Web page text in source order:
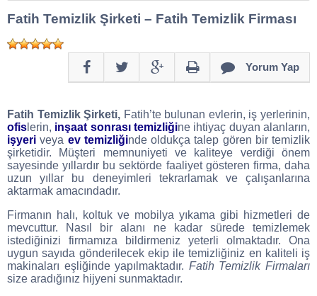
Fatih Temizlik Şirketi – Fatih Temizlik Firması
Yorum Yap
Fatih Temizlik Şirketi, Fatih’te bulunan evlerin, iş yerlerinin,
ofis lerin, inşaat sonrası temizliğine ihtiyaç duyan alanların,
işyeri veya ev temizliğinde oldukça talep gören bir temizlik
şirketidir. Müşteri memnuniyeti ve kaliteye verdiği önem
sayesinde yıllardır bu sektörde faaliyet gösteren firma, daha
uzun yıllar bu deneyimleri tekrarlamak ve çalışanlarına
aktarmak amacındadır.
Firmanın halı, koltuk ve mobilya yıkama gibi hizmetleri de
mevcuttur. Nasıl bir alanı ne kadar sürede temizlemek
istediğinizi firmamıza bildirmeniz yeterli olmaktadır. Ona
uygun sayıda gönderilecek ekip ile temizliğiniz en kaliteli iş
makinaları eşliğinde yapılmaktadır. Fatih Temizlik Firmaları
size aradığınız hijyeni sunmaktadır.